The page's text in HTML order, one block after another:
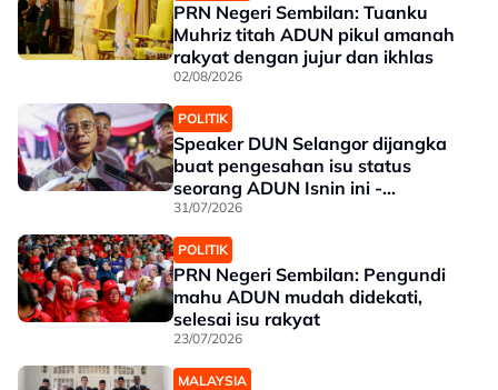
PRN Negeri Sembilan: Tuanku
Muhriz titah ADUN pikul amanah
rakyat dengan jujur dan ikhlas
02/08/2026
POLITIK
Speaker DUN Selangor dijangka
buat pengesahan isu status
seorang ADUN Isnin ini -
Amirudin
31/07/2026
POLITIK
PRN Negeri Sembilan: Pengundi
mahu ADUN mudah didekati,
selesai isu rakyat
23/07/2026
MALAYSIA